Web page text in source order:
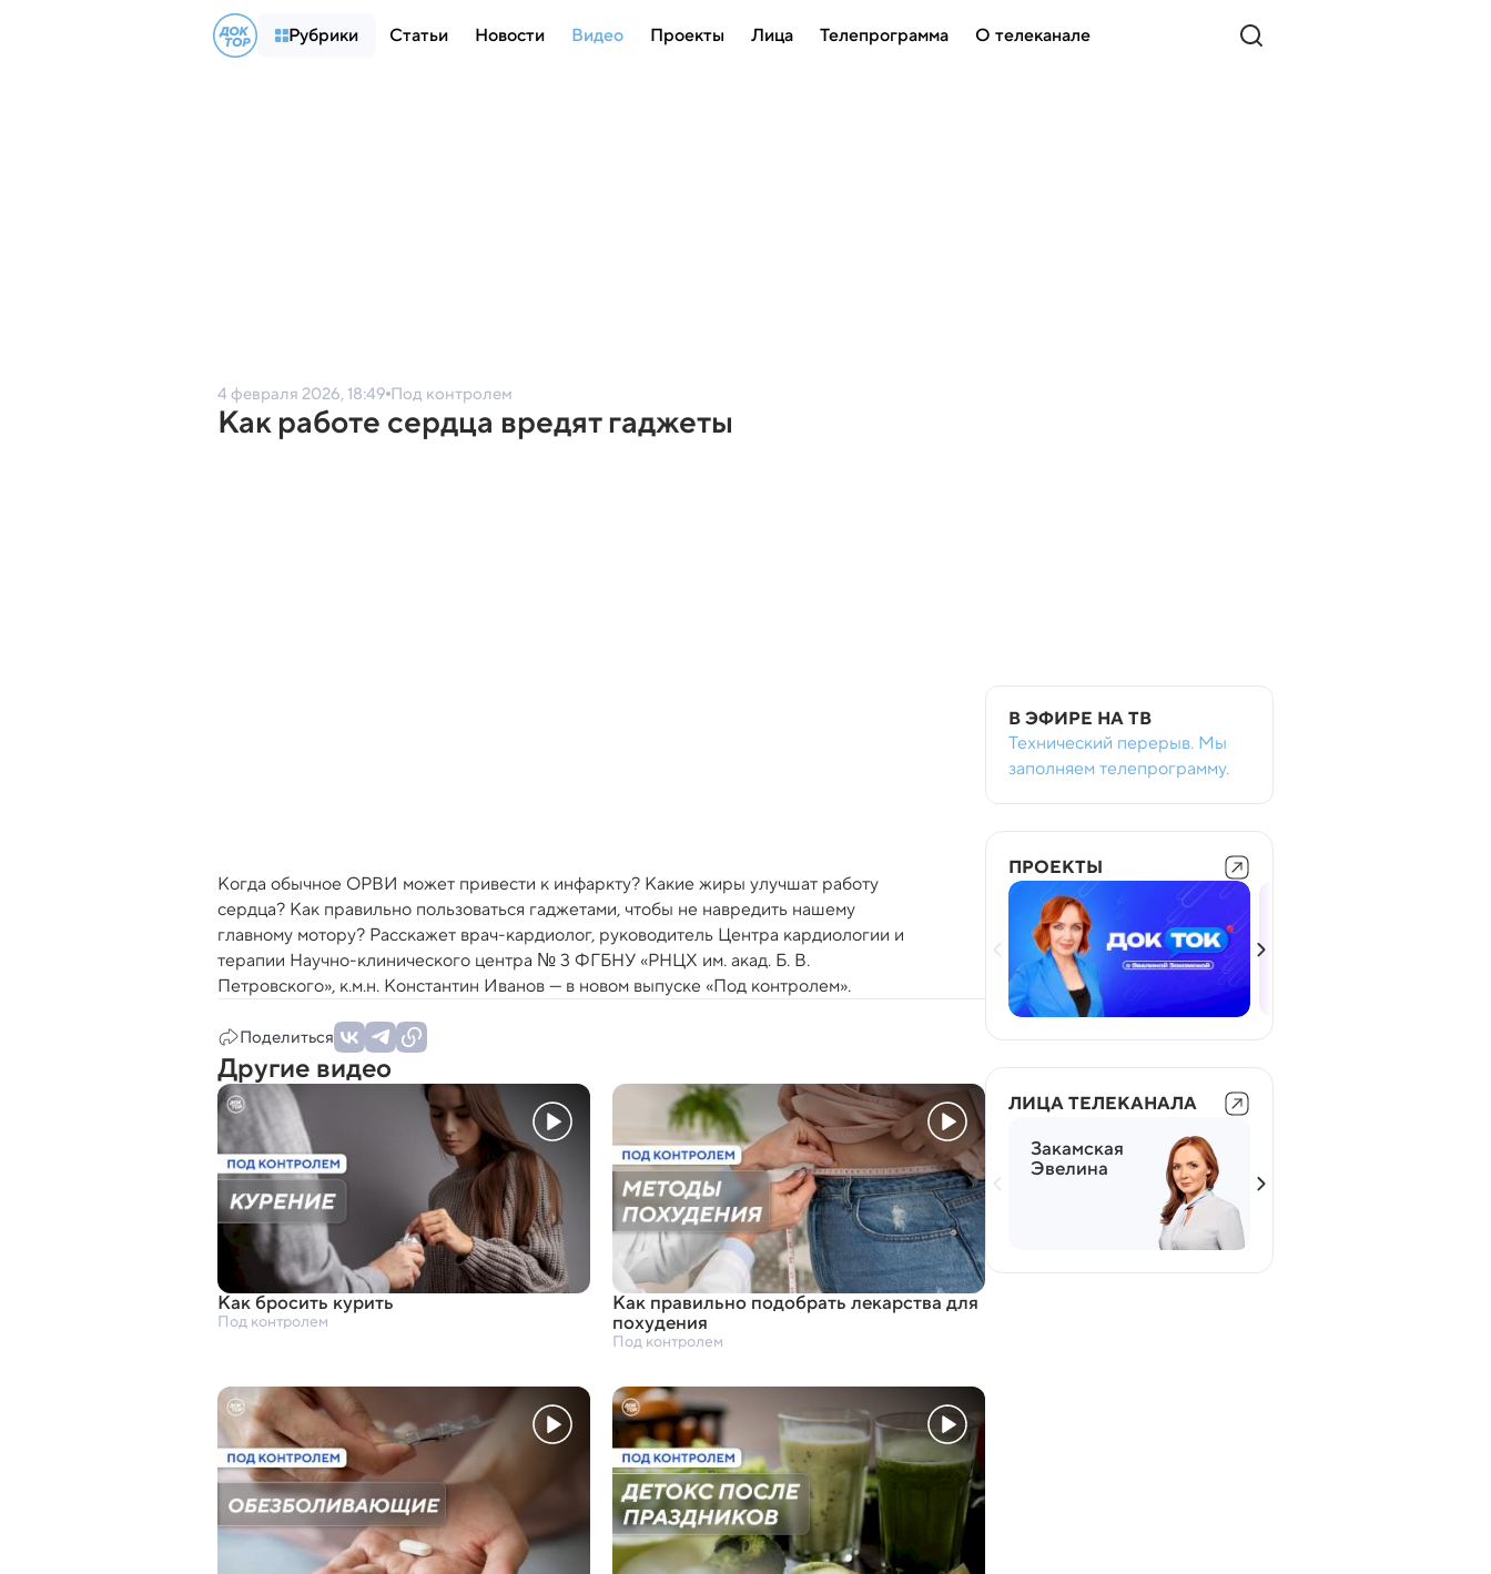
Рубрики Статьи Новости Видео Проекты Лица Телепрограмма О телеканале
4 февраля 2026, 18:49 Под контролем
Как работе сердца вредят гаджеты
Когда обычное ОРВИ может привести к инфаркту? Какие жиры улучшат работу
сердца? Как правильно пользоваться гаджетами, чтобы не навредить нашему
главному мотору? Расскажет врач-кардиолог, руководитель Центра кардиологии и
терапии Научно-клинического центра № 3 ФГБНУ «РНЦХ им. акад. Б. В.
Петровского», к.м.н. Константин Иванов — в новом выпуске «Под контролем».
Поделиться
Другие видео
Как бросить курить
Под контролем
Как правильно подобрать лекарства для
похудения
Под контролем
В ЭФИРЕ НА ТВ
Технический перерыв. Мы
заполняем телепрограмму.
ПРОЕКТЫ
ЛИЦА ТЕЛЕКАНАЛА
Закамская
Эвелина